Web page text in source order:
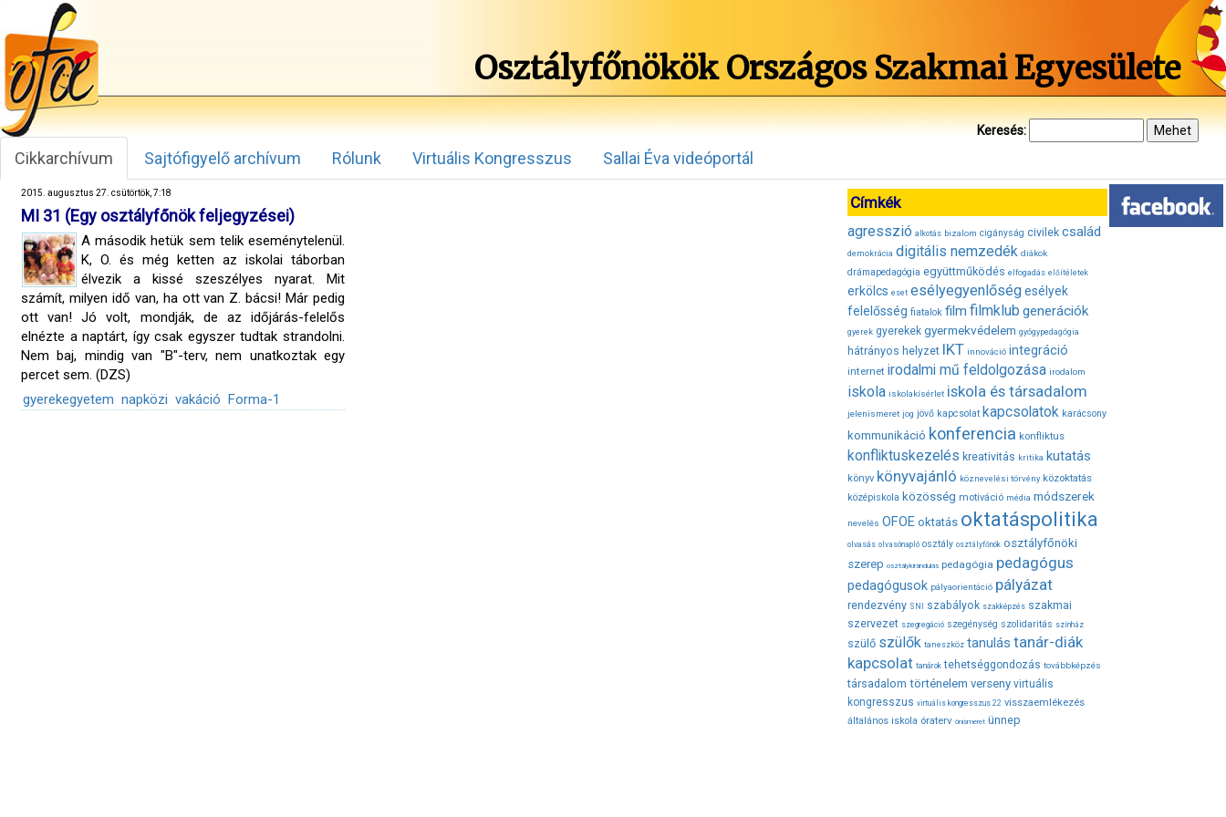
Osztályfőnökök Országos Szakmai Egyesülete
Keresés:
Cikkarchívum Sajtófigyelő archívum Rólunk Virtuális Kongresszus Sallai Éva videóportál
2015. augusztus 27. csütörtök, 7:18
MI 31 (Egy osztályfőnök feljegyzései)
A második hetük sem telik eseménytelenül.
K, O. és még ketten az iskolai táborban
élvezik a kissé szeszélyes nyarat. Mit
számít, milyen idő van, ha ott van Z. bácsi! Már pedig
ott van! Jó volt, mondják, de az időjárás-felelős
elnézte a naptárt, így csak egyszer tudtak strandolni.
Nem baj, mindig van "B"-terv, nem unatkoztak egy
percet sem. (DZS)
gyerekegyetem napközi vakáció Forma-1
Címkék
agresszió alkotás bizalom cigányság civilek család
demokrácia digitális nemzedék diákok
drámapedagógia együttműködés elfogadás előítéletek
erkölcs eset esélyegyenlőségesélyek
felelősség fiatalok film filmklub generációk
gyerek gyerekek gyermekvédelem gyógypedagógia
hátrányos helyzet IKT innováció integráció
internet irodalmi mű feldolgozása irodalom
iskola iskolakísérlet iskola és társadalom
jelenismeret jog jövő kapcsolat kapcsolatok karácsony
kommunikáció konferencia konfliktus
konfliktuskezelés kreativitás kritika kutatás
könyv könyvajánló köznevelési törvény közoktatás
középiskola közösség motiváció média módszerek
nevelés OFOE oktatás oktatáspolitika
olvasás olvasónapló osztály osztályfőnök osztályfőnöki
szerep osztálykirándulás pedagógia pedagógus
pedagógusok pályaorientáció pályázat
rendezvény SNI szabályok szakképzés szakmai
szervezet szegregáció szegénység szolidaritás színház
szülő szülők taneszköz tanulás tanár-diák
kapcsolat tanárok tehetséggondozás továbbképzés
társadalom történelem verseny virtuális
kongresszus virtuális kongresszus 22 visszaemlékezés
általános iskola óraterv önismeret ünnep